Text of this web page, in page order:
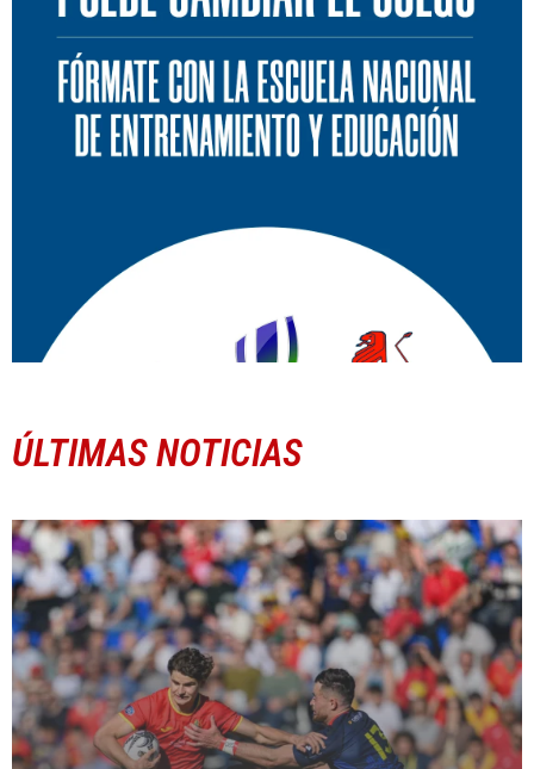
ÚLTIMAS NOTICIAS